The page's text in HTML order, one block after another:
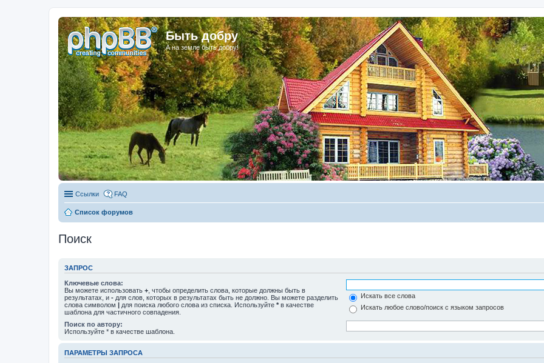
Быть добру
А на земле быть добру!
Ссылки FAQ
Список форумов
Поиск
ЗАПРОС
Ключевые слова:
Вы можете использовать + , чтобы определить слова, которые должны быть в
результатах, и - для слов, которых в результатах быть не должно. Вы можете разделить
слова символом | для поиска любого слова из списка. Используйте * в качестве
шаблона для частичного совпадения.
Искать все слова
Искать любое слово/поиск с языком запросов
Поиск по автору:
Используйте * в качестве шаблона.
ПАРАМЕТРЫ ЗАПРОСА